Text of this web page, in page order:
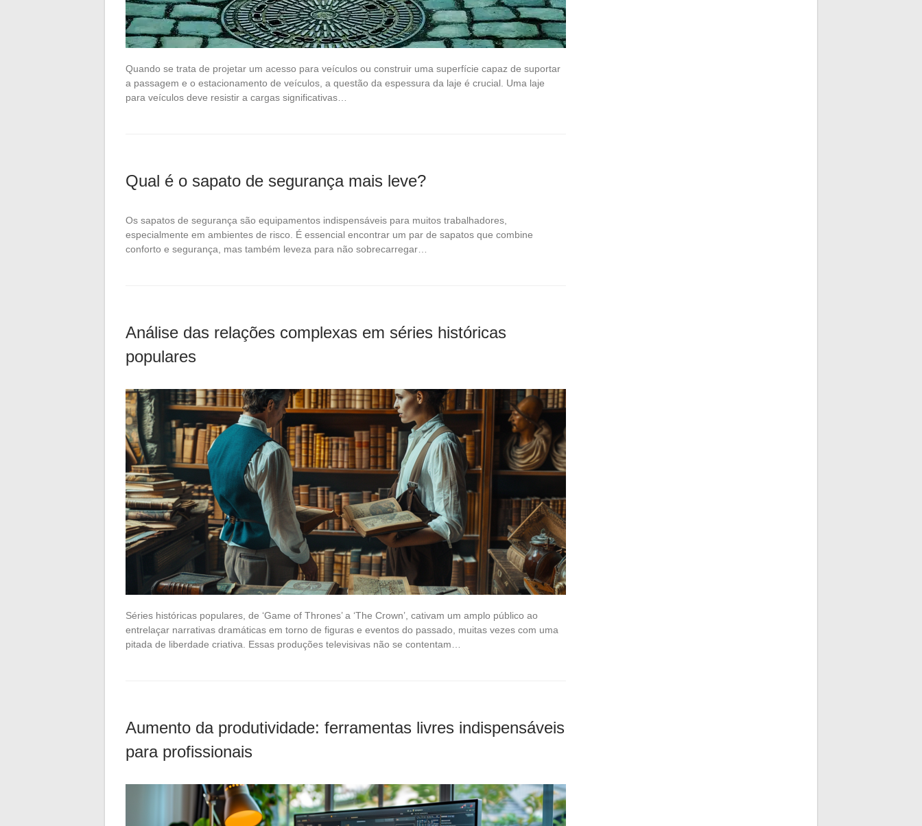
Quando se trata de projetar um acesso para veículos ou construir uma superfície capaz de suportar
a passagem e o estacionamento de veículos, a questão da espessura da laje é crucial. Uma laje
para veículos deve resistir a cargas significativas…
Qual é o sapato de segurança mais leve?
Os sapatos de segurança são equipamentos indispensáveis para muitos trabalhadores,
especialmente em ambientes de risco. É essencial encontrar um par de sapatos que combine
conforto e segurança, mas também leveza para não sobrecarregar…
Análise das relações complexas em séries históricas
populares
Séries históricas populares, de ‘Game of Thrones’ a ‘The Crown’, cativam um amplo público ao
entrelaçar narrativas dramáticas em torno de figuras e eventos do passado, muitas vezes com uma
pitada de liberdade criativa. Essas produções televisivas não se contentam…
Aumento da produtividade: ferramentas livres indispensáveis
para profissionais